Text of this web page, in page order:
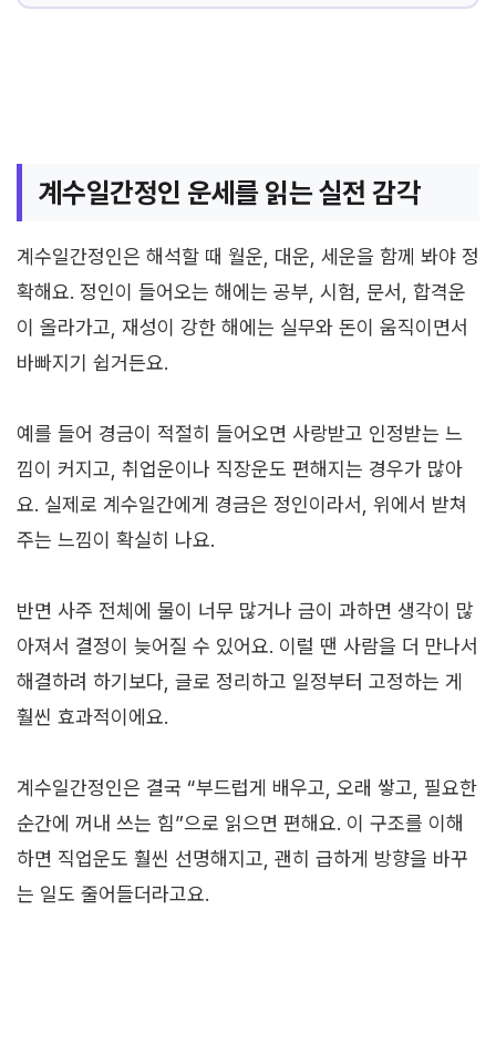
계수일간정인 운세를 읽는 실전 감각
계수일간정인은 해석할 때 월운, 대운, 세운을 함께 봐야 정
확해요. 정인이 들어오는 해에는 공부, 시험, 문서, 합격운
이 올라가고, 재성이 강한 해에는 실무와 돈이 움직이면서
바빠지기 쉽거든요.
예를 들어 경금이 적절히 들어오면 사랑받고 인정받는 느
낌이 커지고, 취업운이나 직장운도 편해지는 경우가 많아
요. 실제로 계수일간에게 경금은 정인이라서, 위에서 받쳐
주는 느낌이 확실히 나요.
반면 사주 전체에 물이 너무 많거나 금이 과하면 생각이 많
아져서 결정이 늦어질 수 있어요. 이럴 땐 사람을 더 만나서
해결하려 하기보다, 글로 정리하고 일정부터 고정하는 게
훨씬 효과적이에요.
계수일간정인은 결국 “부드럽게 배우고, 오래 쌓고, 필요한
순간에 꺼내 쓰는 힘”으로 읽으면 편해요. 이 구조를 이해
하면 직업운도 훨씬 선명해지고, 괜히 급하게 방향을 바꾸
는 일도 줄어들더라고요.